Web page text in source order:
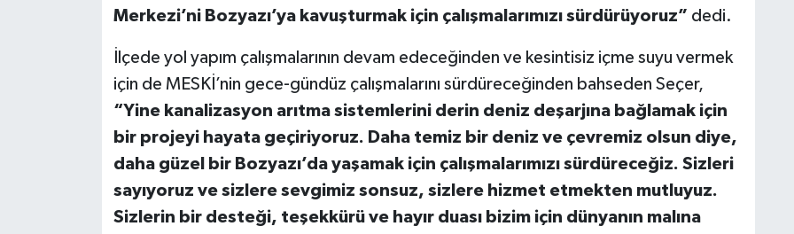
Merkezi’ni Bozyazı’ya kavuşturmak için çalışmalarımızı sürdürüyoruz” dedi.
İlçede yol yapım çalışmalarının devam edeceğinden ve kesintisiz içme suyu vermek
için de MESKİ’nin gece-gündüz çalışmalarını sürdüreceğinden bahseden Seçer,
“Yine kanalizasyon arıtma sistemlerini derin deniz deşarjına bağlamak için
bir projeyi hayata geçiriyoruz. Daha temiz bir deniz ve çevremiz olsun diye,
daha güzel bir Bozyazı’da yaşamak için çalışmalarımızı sürdüreceğiz. Sizleri
sayıyoruz ve sizlere sevgimiz sonsuz, sizlere hizmet etmekten mutluyuz.
Sizlerin bir desteği, teşekkürü ve hayır duası bizim için dünyanın malına